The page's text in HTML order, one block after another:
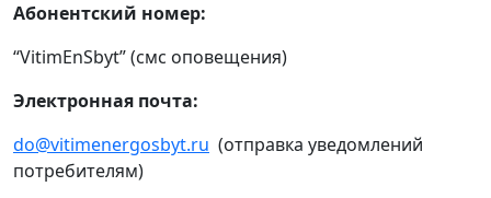
Абонентский номер:
“VitimEnSbyt” (смс оповещения)
Электронная почта:
do@vitimenergosbyt.ru (отправка уведомлений
потребителям)